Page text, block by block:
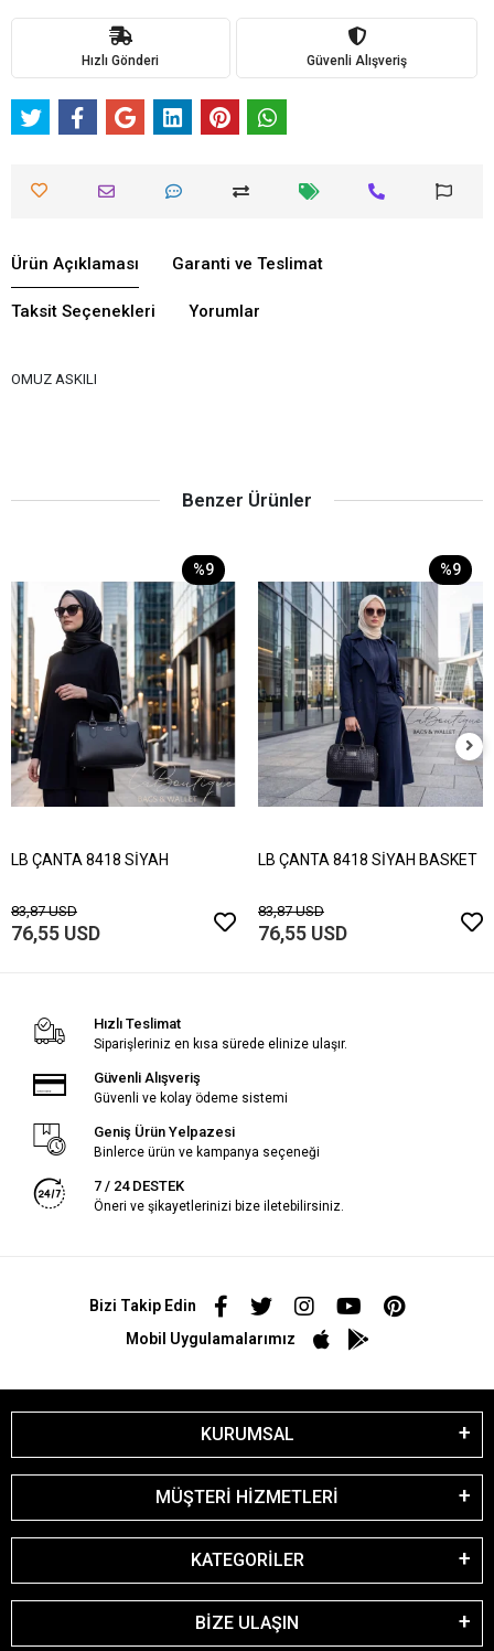
Hızlı Gönderi Güvenli Alışveriş
Ürün Açıklaması Garanti ve Teslimat
Taksit Seçenekleri Yorumlar
OMUZ ASKILI
Benzer Ürünler
%9
LB ÇANTA 8418 SİYAH
83,87 USD
76,55 USD
%9
LB ÇANTA 8418 SİYAH BASKET
83,87 USD
76,55 USD
Hızlı Teslimat
Siparişleriniz en kısa sürede elinize ulaşır.
Güvenli Alışveriş
Güvenli ve kolay ödeme sistemi
Geniş Ürün Yelpazesi
Binlerce ürün ve kampanya seçeneği
7 / 24 DESTEK
Öneri ve şikayetlerinizi bize iletebilirsiniz.
Bizi Takip Edin
Mobil Uygulamalarımız
KURUMSAL
MÜŞTERİ HİZMETLERİ
KATEGORİLER
BİZE ULAŞIN